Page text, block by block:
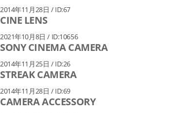
2014年11月28日 / ID:67
CINE LENS
2021年10月8日 / ID:10656
SONY CINEMA CAMERA
2014年11月25日 / ID:26
STREAK CAMERA
2014年11月28日 / ID:69
CAMERA ACCESSORY